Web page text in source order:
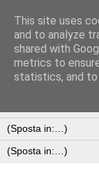
This site uses
and to analyze
shared with
metrics to
statistics, and to